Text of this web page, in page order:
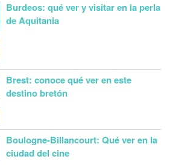
Burdeos: qué ver y visitar en la perla
de Aquitania
Brest: conoce qué ver en este
destino bretón
Boulogne-Billancourt: Qué ver en la
ciudad del cine